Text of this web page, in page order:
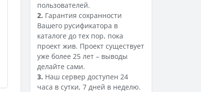
пользователей.
2. Гарантия сохранности
Вашего русификатора в
каталоге до тех пор, пока
проект жив. Проект существует
уже более 25 лет – выводы
делайте сами.
3. Наш сервер доступен 24
часа в сутки, 7 дней в неделю.